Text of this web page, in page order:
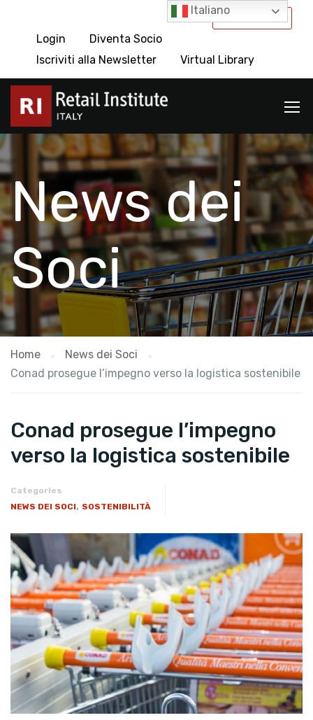
International
Login
Diventa Socio
Iscriviti alla Newsletter
Virtual Library
News dei
Soci
Home
News dei Soci
Conad prosegue l’impegno verso la logistica sostenibile
Conad prosegue l’impegno
verso la logistica sostenibile
Categories
NEWS DEI SOCI, SOSTENIBILITÀ
Italiano